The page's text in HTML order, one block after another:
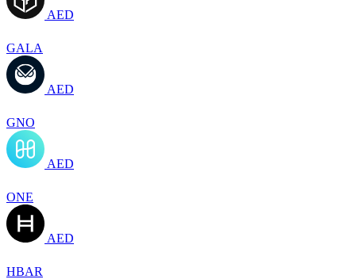
AED
GALA
AED
GNO
AED
ONE
AED
HBAR